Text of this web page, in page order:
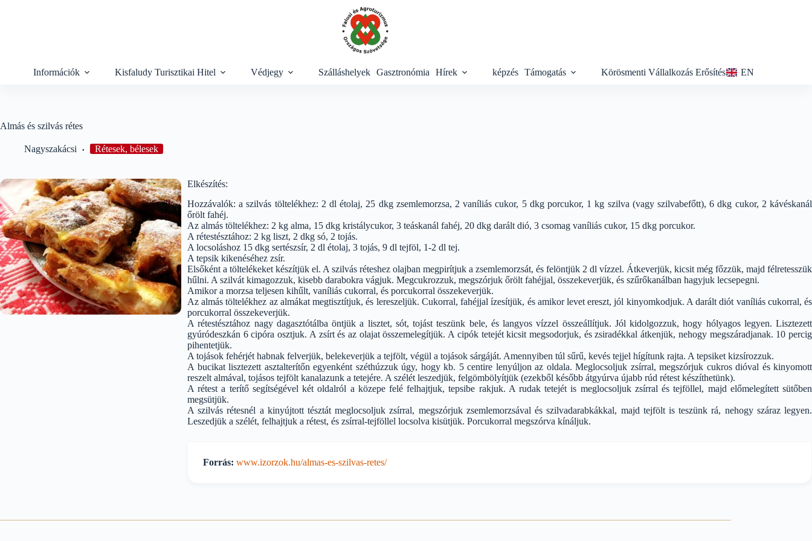
Információk Kisfaludy Turisztikai Hitel Védjegy Szálláshelyek Gasztronómia Hírek képzés Támogatás Körösmenti Vállalkozás Erősítés EN
Almás és szilvás rétes
Nagyszakácsi Rétesek, bélesek
Elkészítés:
Hozzávalók: a szilvás töltelékhez: 2 dl étolaj, 25 dkg zsemlemorzsa, 2 vaníliás cukor, 5 dkg porcukor, 1 kg szilva (vagy szilvabefőtt), 6 dkg cukor, 2 kávéskanál
őrölt fahéj.
Az almás töltelékhez: 2 kg alma, 15 dkg kristálycukor, 3 teáskanál fahéj, 20 dkg darált dió, 3 csomag vaníliás cukor, 15 dkg porcukor.
A rétestésztához: 2 kg liszt, 2 dkg só, 2 tojás.
A locsoláshoz 15 dkg sertészsír, 2 dl étolaj, 3 tojás, 9 dl tejföl, 1-2 dl tej.
A tepsik kikenéséhez zsír.
Elsőként a töltelékeket készítjük el. A szilvás réteshez olajban megpirítjuk a zsemlemorzsát, és felöntjük 2 dl vízzel. Átkeverjük, kicsit még főzzük, majd félretesszük
hűlni. A szilvát kimagozzuk, kisebb darabokra vágjuk. Megcukrozzuk, megszórjuk őrölt fahéjjal, összekeverjük, és szűrőkanálban hagyjuk lecsepegni.
Amikor a morzsa teljesen kihűlt, vaníliás cukorral, és porcukorral összekeverjük.
Az almás töltelékhez az almákat megtisztítjuk, és lereszeljük. Cukorral, fahéjjal ízesítjük, és amikor levet ereszt, jól kinyomkodjuk. A darált diót vaníliás cukorral, és
porcukorral összekeverjük.
A rétestésztához nagy dagasztótálba öntjük a lisztet, sót, tojást teszünk bele, és langyos vízzel összeállítjuk. Jól kidolgozzuk, hogy hólyagos legyen. Lisztezett
gyúródeszkán 6 cipóra osztjuk. A zsírt és az olajat összemelegítjük. A cipók tetejét kicsit megsodorjuk, és zsiradékkal átkenjük, nehogy megszáradjanak. 10 percig
pihentetjük.
A tojások fehérjét habnak felverjük, belekeverjük a tejfölt, végül a tojások sárgáját. Amennyiben túl sűrű, kevés tejjel hígítunk rajta. A tepsiket kizsírozzuk.
A bucikat lisztezett asztalterítőn egyenként széthúzzuk úgy, hogy kb. 5 centire lenyúljon az oldala. Meglocsoljuk zsírral, megszórjuk cukros dióval és kinyomott
reszelt almával, tojásos tejfölt kanalazunk a tetejére. A szélét leszedjük, felgömbölyítjük (ezekből később átgyúrva újabb rúd rétest készíthetünk).
A rétest a terítő segítségével két oldalról a közepe felé felhajtjuk, tepsibe rakjuk. A rudak tetejét is meglocsoljuk zsírral és tejföllel, majd előmelegített sütőben
megsütjük.
A szilvás rétesnél a kinyújtott tésztát meglocsoljuk zsírral, megszórjuk zsemlemorzsával és szilvadarabkákkal, majd tejfölt is teszünk rá, nehogy száraz legyen.
Leszedjük a szélét, felhajtjuk a rétest, és zsírral-tejföllel locsolva kisütjük. Porcukorral megszórva kínáljuk.
Forrás: www.izorzok.hu/almas-es-szilvas-retes/